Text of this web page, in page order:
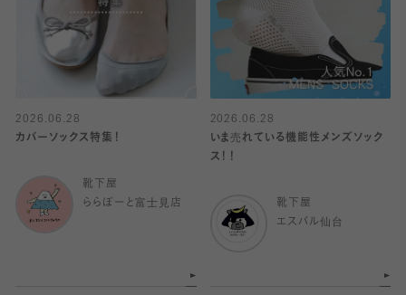
2026.06.28
カバーソックス特集！
靴下屋
ららぽーと富士見店
2026.06.28
いま売れている機能性メンズソック
ス！！
靴下屋
エスパル仙台